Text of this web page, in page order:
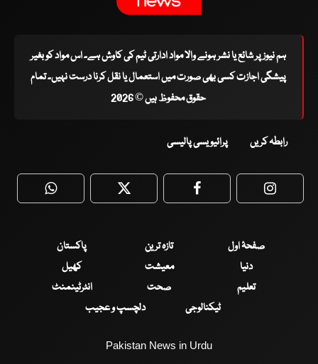
ہم نیوز پر شائع یا نشر ہونے والا مواد ادارتی ٹیم کی کاوش ہے۔ اس مواد کو بغیر
پیشگی اجازت کسی بھی صورت میں استعمال یا نقل کرنا درست نہیں۔ تمام
حقوق محفوظ ہیں © 2026
رابطہ کریں پرائیویسی پالیسی
WhatsApp Twitter Facebook
صفحۂ اول تازہ ترین
پاکستان
دنیا
معیشت
کھیل
تعلیم
صحت
انٹرٹینمنٹ
ٹیکنالوجی
دلچسپ و عجیب
Pakistan News in Urdu